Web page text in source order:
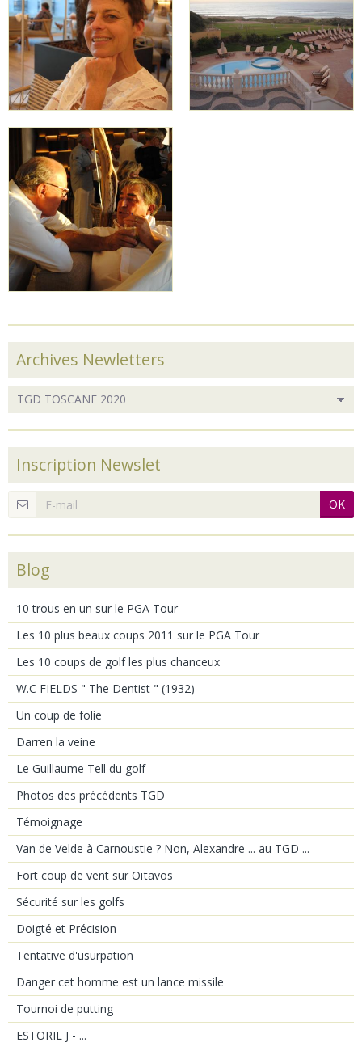
Archives Newletters
Inscription Newslet
OK
Blog
10 trous en un sur le PGA Tour
Les 10 plus beaux coups 2011 sur le PGA Tour
Les 10 coups de golf les plus chanceux
W.C FIELDS " The Dentist " (1932)
Un coup de folie
Darren la veine
Le Guillaume Tell du golf
Photos des précédents TGD
Témoignage
Van de Velde à Carnoustie ? Non, Alexandre ... au TGD ...
Fort coup de vent sur Oïtavos
Sécurité sur les golfs
Doigté et Précision
Tentative d'usurpation
Danger cet homme est un lance missile
Tournoi de putting
ESTORIL J - ...